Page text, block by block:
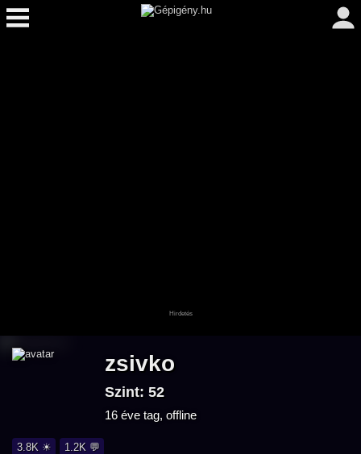
zsivko
Szint: 52
16 éve tag, offline
3.8K ☀ 1.2K 💬